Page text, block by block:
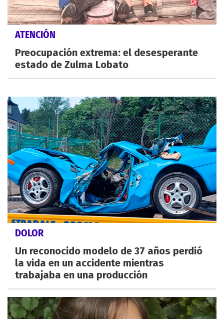
ATENCIÓN
Preocupación extrema: el desesperante
estado de Zulma Lobato
DOLOR
Un reconocido modelo de 37 años perdió
la vida en un accidente mientras
trabajaba en una producción